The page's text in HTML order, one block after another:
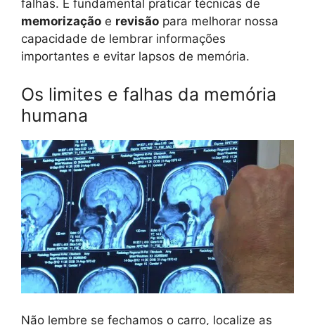
falhas. É fundamental praticar técnicas de
memorização e revisão para melhorar nossa
capacidade de lembrar informações
importantes e evitar lapsos de memória.
Os limites e falhas da memória
humana
Não lembre se fechamos o carro, localize as